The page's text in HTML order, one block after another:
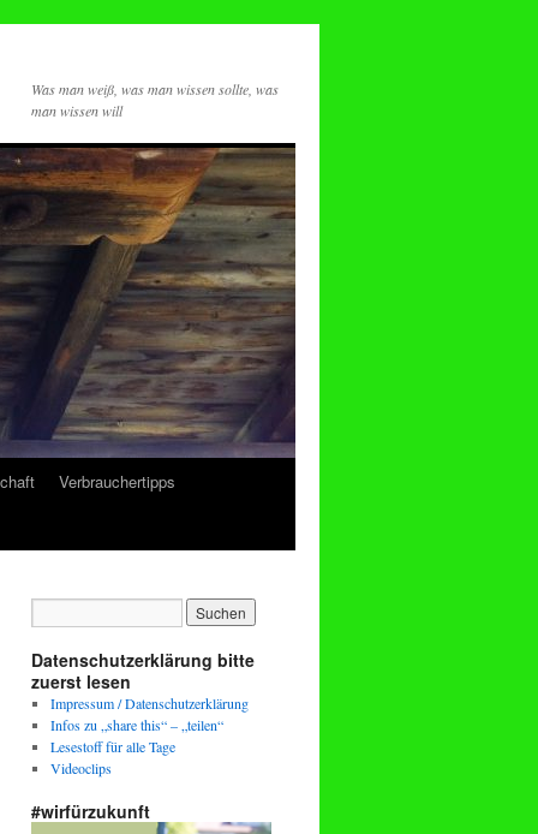
Was man weiß, was man wissen sollte, was
man wissen will
Verbrauchertipps
Datenschutzerklärung bitte
zuerst lesen
Impressum / Datenschutzerklärung
Infos zu „share this“ – „teilen“
Lesestoff für alle Tage
Videoclips
#wirfürzukunft